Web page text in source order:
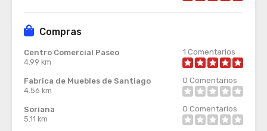
Compras
Centro Comercial Paseo
4.99 km
1 Comentarios
Fabrica de Muebles de Santiago
4.56 km
0 Comentarios
Soriana
5.11 km
0 Comentarios